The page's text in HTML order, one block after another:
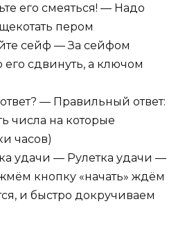
его смеяться! — Надо
пером
сейф — За сейфом
его сдвинуть, а ключом
— Правильный ответ:
числа на которые
часов)
удачи — Рулетка удачи —
кнопку «начать» ждём
и быстро докручиваем